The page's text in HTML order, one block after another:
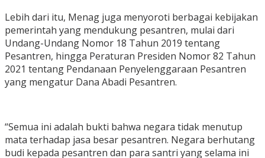
Lebih dari itu, Menag juga menyoroti berbagai kebijakan
pemerintah yang mendukung pesantren, mulai dari
Undang-Undang Nomor 18 Tahun 2019 tentang
Pesantren, hingga Peraturan Presiden Nomor 82 Tahun
2021 tentang Pendanaan Penyelenggaraan Pesantren
yang mengatur Dana Abadi Pesantren.
“Semua ini adalah bukti bahwa negara tidak menutup
mata terhadap jasa besar pesantren. Negara berhutang
budi kepada pesantren dan para santri yang selama ini